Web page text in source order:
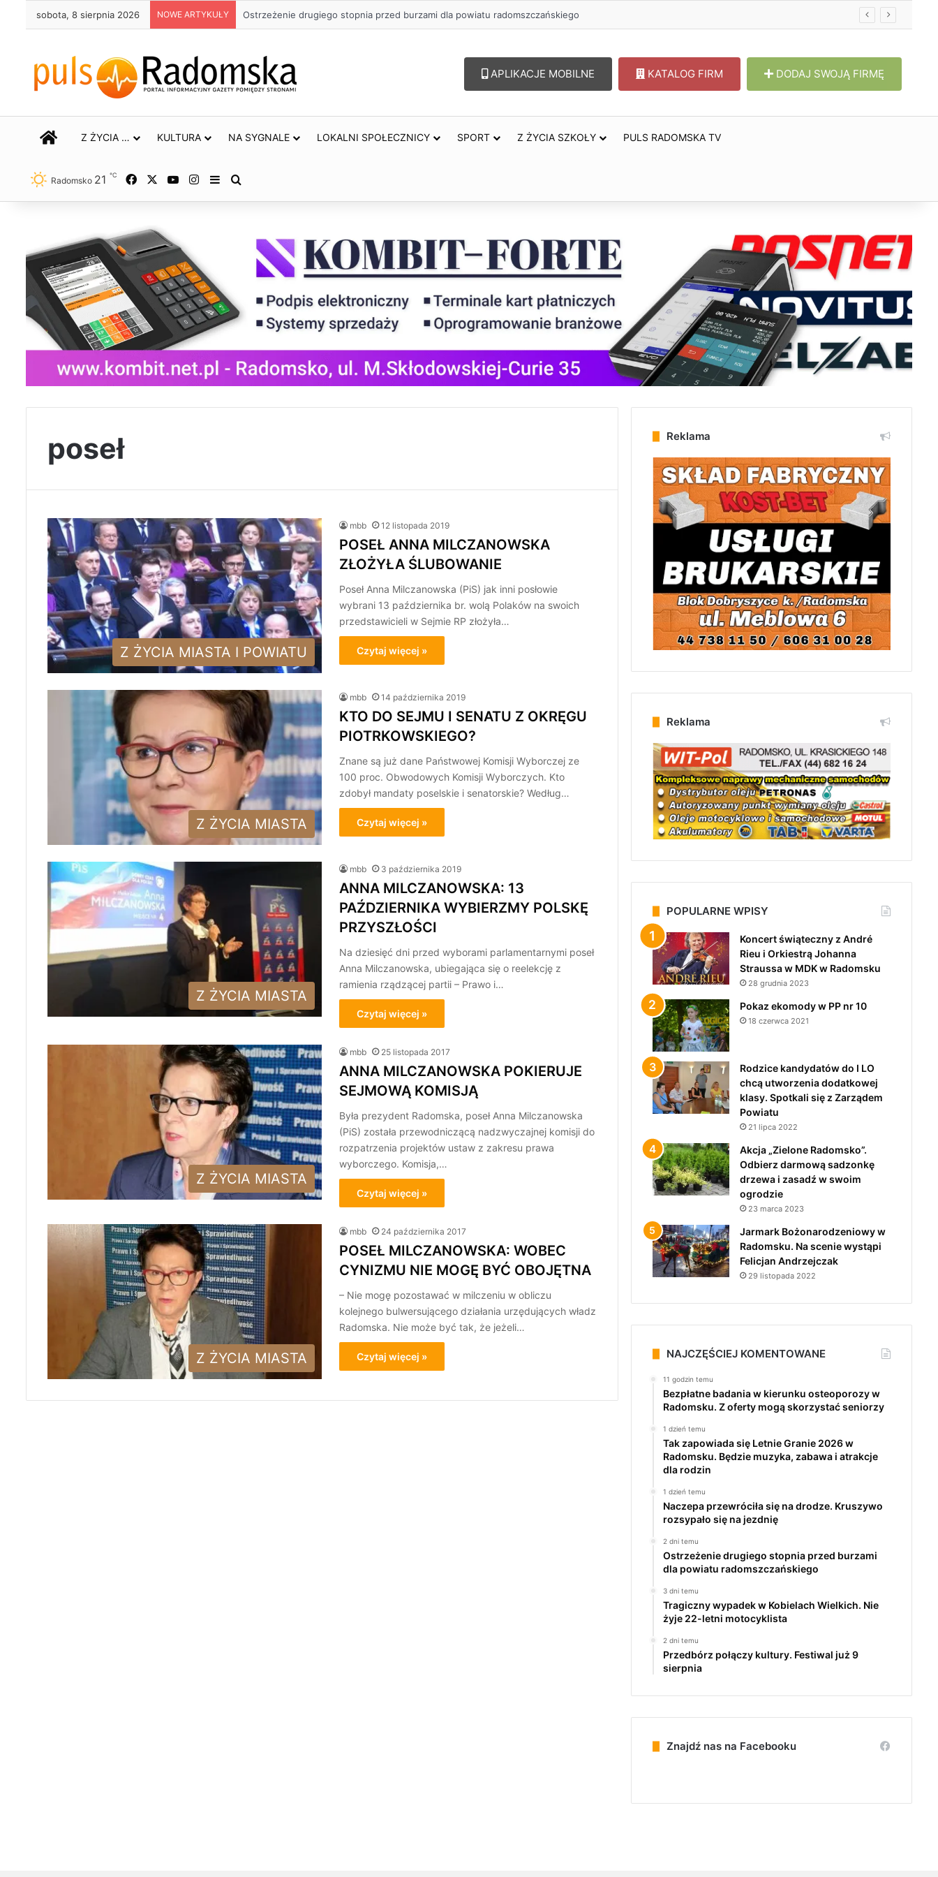
sobota, 8 sierpnia 2026 NOWE ARTYKUŁY Ostrzeżenie drugiego stopnia przed burzami dla powiatu radomszczańskiego
APLIKACJE MOBILNE KATALOG FIRM DODAJ SWOJĄ FIRMĘ
STRONA GŁÓWNA
Z ŻYCIA … KULTURA NA SYGNALE LOKALNI SPOŁECZNICY SPORT Z ŻYCIA SZKOŁY PULS RADOMSKA TV
Radomsko 21 ℃ Facebook YouTubeInstagram
Sidebar
poseł
Z ŻYCIA MIASTA I POWIATU
mbb 12 listopada 2019
POSEŁ ANNA MILCZANOWSKA
ZŁOŻYŁA ŚLUBOWANIE
Poseł Anna Milczanowska (PiS) jak inni posłowie
wybrani 13 października br. wolą Polaków na swoich
przedstawicieli w Sejmie RP złożyła…
Czytaj więcej »
Z ŻYCIA MIASTA
mbb 14 października 2019
KTO DO SEJMU I SENATU Z OKRĘGU
PIOTRKOWSKIEGO?
Znane są już dane Państwowej Komisji Wyborczej ze
100 proc. Obwodowych Komisji Wyborczych. Kto
zdobył mandaty poselskie i senatorskie? Według…
Czytaj więcej »
Z ŻYCIA MIASTA
mbb 3 października 2019
ANNA MILCZANOWSKA: 13
PAŹDZIERNIKA WYBIERZMY POLSKĘ
PRZYSZŁOŚCI
Na dziesięć dni przed wyborami parlamentarnymi poseł
Anna Milczanowska, ubiegająca się o reelekcję z
ramienia rządzącej partii – Prawo i…
Czytaj więcej »
Z ŻYCIA MIASTA
mbb 25 listopada 2017
ANNA MILCZANOWSKA POKIERUJE
SEJMOWĄ KOMISJĄ
Była prezydent Radomska, poseł Anna Milczanowska
(PiS) została przewodniczącą nadzwyczajnej komisji do
rozpatrzenia projektów ustaw z zakresu prawa
wyborczego. Komisja,…
Czytaj więcej »
Z ŻYCIA MIASTA
mbb 24 października 2017
POSEŁ MILCZANOWSKA: WOBEC
CYNIZMU NIE MOGĘ BYĆ OBOJĘTNA
– Nie mogę pozostawać w milczeniu w obliczu
kolejnego bulwersującego działania urzędujących władz
Radomska. Nie może być tak, że jeżeli…
Czytaj więcej »
Reklama
Reklama
POPULARNE WPISY
Koncert świąteczny z André
Rieu i Orkiestrą Johanna
Straussa w MDK w Radomsku
28 grudnia 2023
Pokaz ekomody w PP nr 10
18 czerwca 2021
Rodzice kandydatów do I LO
chcą utworzenia dodatkowej
klasy. Spotkali się z Zarządem
Powiatu
21 lipca 2022
Akcja „Zielone Radomsko”.
Odbierz darmową sadzonkę
drzewa i zasadź w swoim
ogrodzie
23 marca 2023
Jarmark Bożonarodzeniowy w
Radomsku. Na scenie wystąpi
Felicjan Andrzejczak
29 listopada 2022
NAJCZĘŚCIEJ KOMENTOWANE
11 godzin temu
Bezpłatne badania w kierunku osteoporozy w
Radomsku. Z oferty mogą skorzystać seniorzy
1 dzień temu
Tak zapowiada się Letnie Granie 2026 w
Radomsku. Będzie muzyka, zabawa i atrakcje
dla rodzin
1 dzień temu
Naczepa przewróciła się na drodze. Kruszywo
rozsypało się na jezdnię
2 dni temu
Ostrzeżenie drugiego stopnia przed burzami
dla powiatu radomszczańskiego
3 dni temu
Tragiczny wypadek w Kobielach Wielkich. Nie
żyje 22-letni motocyklista
2 dni temu
Przedbórz połączy kultury. Festiwal już 9
sierpnia
Znajdź nas na Facebooku